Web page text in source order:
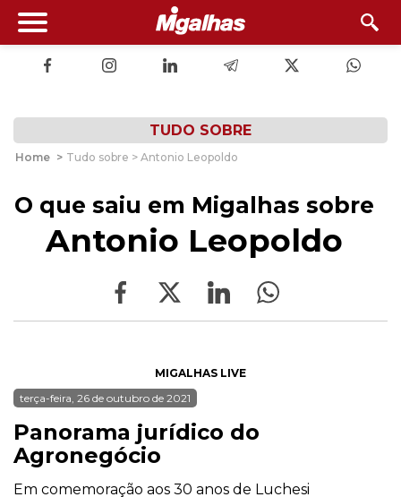
TUDO SOBRE
Home > Tudo sobre > Antonio Leopoldo
O que saiu em Migalhas sobre
Antonio Leopoldo
MIGALHAS LIVE
terça-feira, 26 de outubro de 2021
Panorama jurídico do
Agronegócio
Em comemoração aos 30 anos de Luchesi